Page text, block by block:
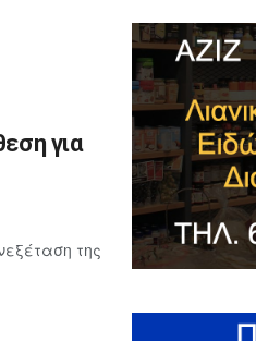
για
της